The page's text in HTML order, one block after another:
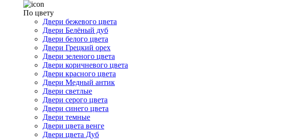
По цвету
Двери бежевого цвета
Двери Белёный дуб
Двери белого цвета
Двери Грецкий орех
Двери зеленого цвета
Двери коричневого цвета
Двери красного цвета
Двери Медный антик
Двери светлые
Двери серого цвета
Двери синего цвета
Двери темные
Двери цвета венге
Двери цвета Дуб